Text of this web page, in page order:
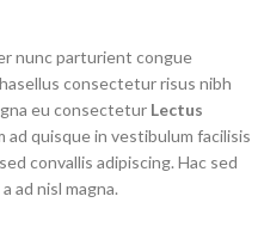
nunc parturient congue
consectetur risus nibh
eu consectetur Lectus
ad quisque in vestibulum facilisis
convallis adipiscing. Hac sed
ad nisl magna.